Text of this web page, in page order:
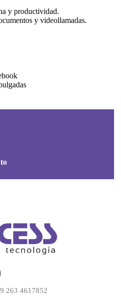
y productividad.
y videollamadas.
263 4617852